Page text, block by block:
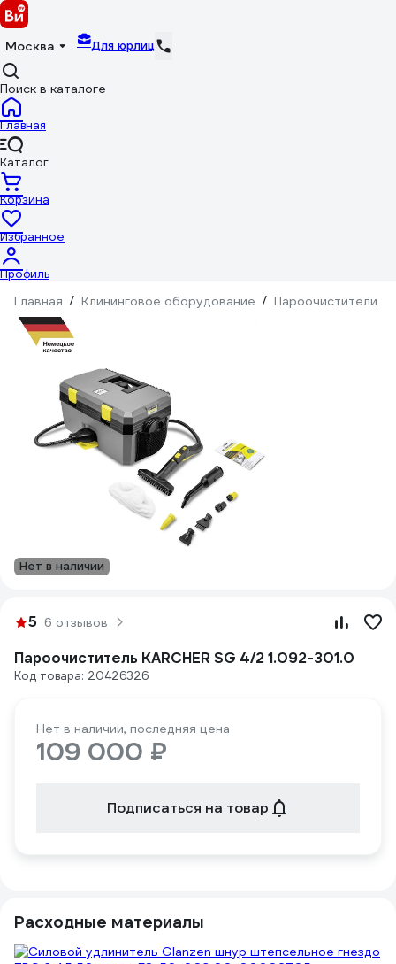
Москва Для юрлиц
Поиск в каталоге
Главная
Каталог
Корзина
Избранное
Профиль
Главная / Клининговое оборудование / Пароочистители
Нет в наличии
5 6 отзывов
Пароочиститель KARCHER SG 4/2 1.092-301.0
Код товара: 20426326
Нет в наличии, последняя цена
109 000 ₽
Подписаться на товар
Расходные материалы